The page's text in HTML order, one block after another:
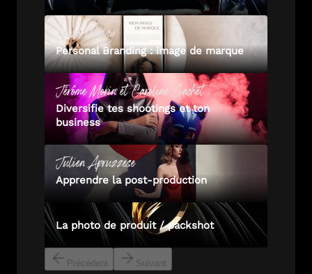
LauraChoisy
Personal Branding : image de marque
JérômeMorinetCaroline Gachet
Diversifie tes shootings et ton
business
JulienApruzzese
Apprendre la post-production
La photo de produit / packshot
Précédent Suivant